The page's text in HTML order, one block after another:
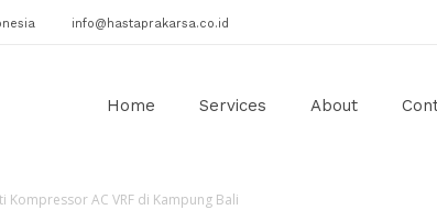
info@hastaprakarsa.co.id
Home Services About
Kompressor AC VRF di Kampung Bali